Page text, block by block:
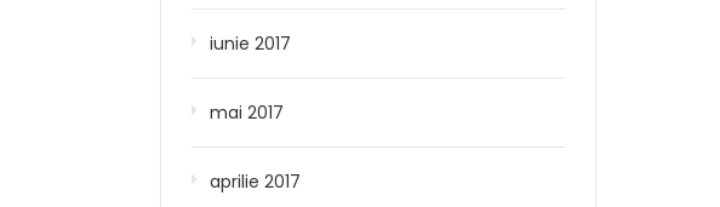
iunie 2017
mai 2017
aprilie 2017